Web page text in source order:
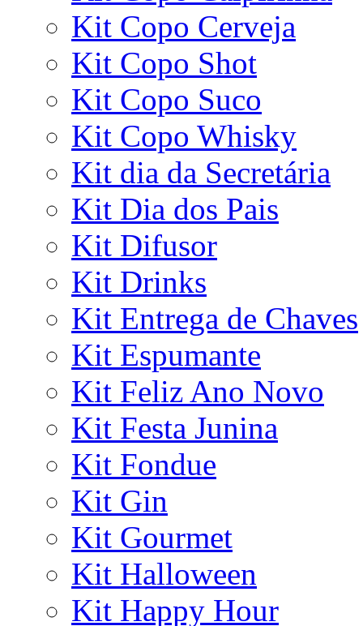
Kit Copo Cerveja
Kit Copo Shot
Kit Copo Suco
Kit Copo Whisky
Kit dia da Secretária
Kit Dia dos Pais
Kit Difusor
Kit Drinks
Kit Entrega de Chaves
Kit Espumante
Kit Feliz Ano Novo
Kit Festa Junina
Kit Fondue
Kit Gin
Kit Gourmet
Kit Halloween
Kit Happy Hour